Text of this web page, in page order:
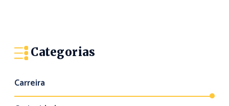
Categorias
Carreira